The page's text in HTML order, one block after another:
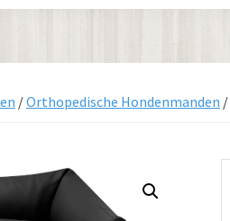
/Orthopedische Hondenmanden /